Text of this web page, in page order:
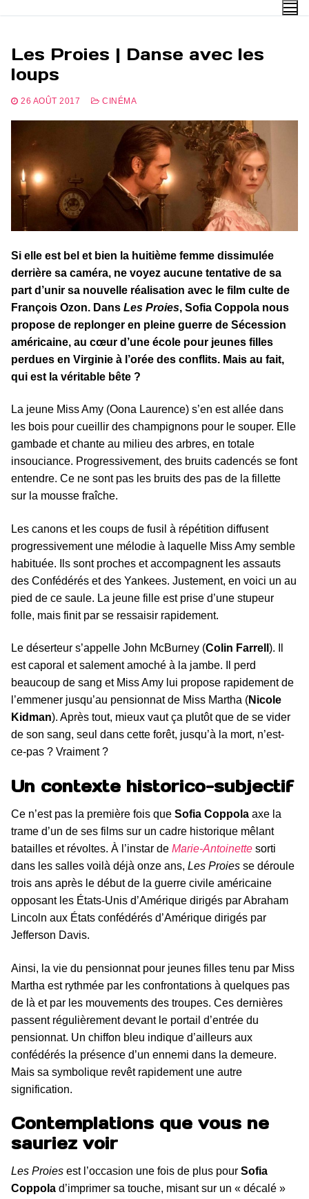
Les Proies | Danse avec les
loups
26 AOÛT 2017 CINÉMA
Si elle est bel et bien la huitième femme dissimulée
derrière sa caméra, ne voyez aucune tentative de sa
part d’unir sa nouvelle réalisation avec le film culte de
François Ozon. Dans Les Proies, Sofia Coppola nous
propose de replonger en pleine guerre de Sécession
américaine, au cœur d’une école pour jeunes filles
perdues en Virginie à l’orée des conflits. Mais au fait,
qui est la véritable bête ?
La jeune Miss Amy (Oona Laurence) s’en est allée dans
les bois pour cueillir des champignons pour le souper. Elle
gambade et chante au milieu des arbres, en totale
insouciance. Progressivement, des bruits cadencés se font
entendre. Ce ne sont pas les bruits des pas de la fillette
sur la mousse fraîche.
Les canons et les coups de fusil à répétition diffusent
progressivement une mélodie à laquelle Miss Amy semble
habituée. Ils sont proches et accompagnent les assauts
des Confédérés et des Yankees. Justement, en voici un au
pied de ce saule. La jeune fille est prise d’une stupeur
folle, mais finit par se ressaisir rapidement.
Le déserteur s’appelle John McBurney (Colin Farrell ). Il
est caporal et salement amoché à la jambe. Il perd
beaucoup de sang et Miss Amy lui propose rapidement de
l’emmener jusqu’au pensionnat de Miss Martha (Nicole
Kidman). Après tout, mieux vaut ça plutôt que de se vider
de son sang, seul dans cette forêt, jusqu’à la mort, n’est-
ce-pas ? Vraiment ?
Un contexte historico-subjectif
Ce n’est pas la première fois que Sofia Coppola axe la
trame d’un de ses films sur un cadre historique mêlant
batailles et révoltes. À l’instar de Marie-Antoinette sorti
dans les salles voilà déjà onze ans, Les Proies se déroule
trois ans après le début de la guerre civile américaine
opposant les États-Unis d’Amérique dirigés par Abraham
Lincoln aux États confédérés d’Amérique dirigés par
Jefferson Davis.
Ainsi, la vie du pensionnat pour jeunes filles tenu par Miss
Martha est rythmée par les confrontations à quelques pas
de là et par les mouvements des troupes. Ces dernières
passent régulièrement devant le portail d’entrée du
pensionnat. Un chiffon bleu indique d’ailleurs aux
confédérés la présence d’un ennemi dans la demeure.
Mais sa symbolique revêt rapidement une autre
signification.
Contemplations que vous ne
sauriez voir
Les Proies est l’occasion une fois de plus pour Sofia
Coppola d’imprimer sa touche, misant sur un « décalé »